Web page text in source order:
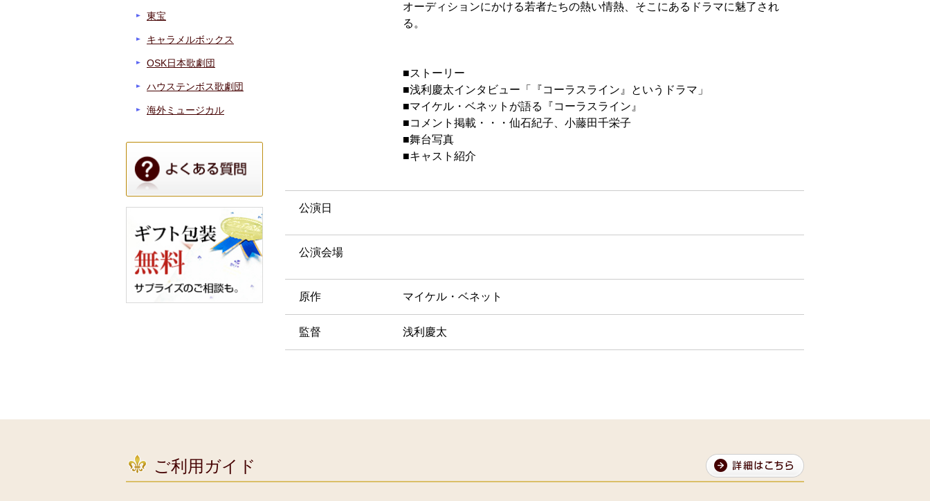
オーディションにかける若者たちの熱い情熱、そこにあるドラマに魅了され
る。
■ストーリー
■浅利慶太インタビュー「『コーラスライン』というドラマ」
■マイケル・ベネットが語る『コーラスライン』
■コメント掲載・・・仙石紀子、小藤田千栄子
■舞台写真
■キャスト紹介
公演日
公演会場
原作 マイケル・ベネット
監督 浅利慶太
東宝
キャラメルボックス
OSK日本歌劇団
ハウステンボス歌劇団
海外ミュージカル
ご利用ガイド